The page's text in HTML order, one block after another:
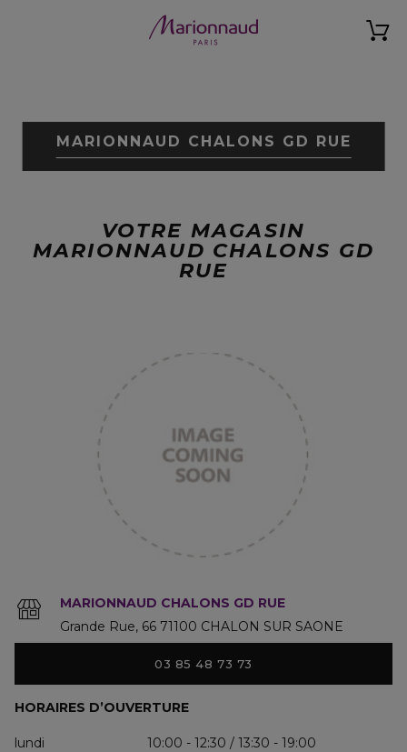
MARIONNAUD CHALONS GD RUE
VOTRE MAGASIN
MARIONNAUD CHALONS GD
RUE
MARIONNAUD CHALONS GD RUE
Grande Rue 66 71100 CHALON SUR SAONE
03 85 48 73 73
HORAIRES D’OUVERTURE
lundi
10:00 - 12:30 / 13:30 - 19:00